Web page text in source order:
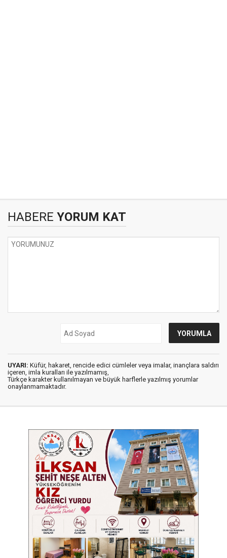
HABERE YORUM KAT
UYARI: Küfür, hakaret, rencide edici cümleler veya imalar, inançlara saldırı
içeren, imla kuralları ile yazılmamış,
Türkçe karakter kullanılmayan ve büyük harflerle yazılmış yorumlar
onaylanmamaktadır.